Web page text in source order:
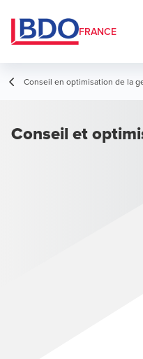
FRANCE
Conseil en optimisation de la
Conseil et